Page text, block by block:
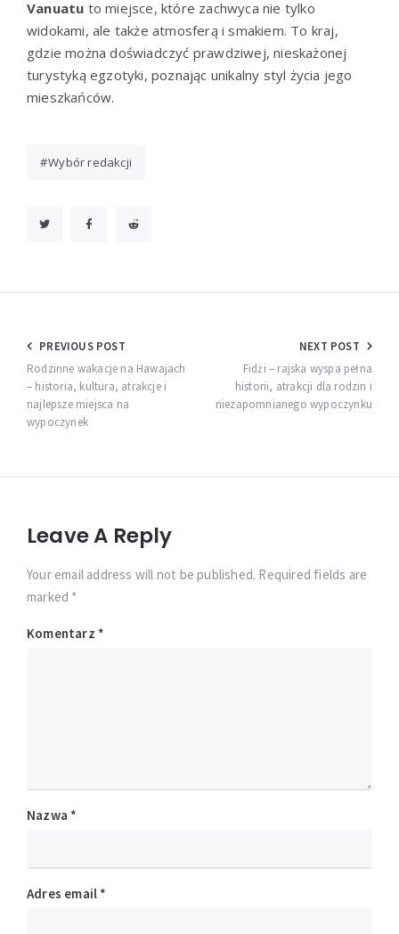
Vanuatu to miejsce, które zachwyca nie tylko
widokami, ale także atmosferą i smakiem. To kraj,
gdzie można doświadczyć prawdziwej, nieskażonej
turystyką egzotyki, poznając unikalny styl życia jego
mieszkańców.
Wybór redakcji
Nawigacja
wpisu
PREVIOUS POST
Rodzinne wakacje na Hawajach
– historia, kultura, atrakcje i
najlepsze miejsca na
wypoczynek
NEXT POST
Fidżi – rajska wyspa pełna
historii, atrakcji dla rodzin i
niezapomnianego wypoczynku
Leave A Reply
Your email address will not be published. Required fields are
marked *
Komentarz *
Nazwa *
Adres email *